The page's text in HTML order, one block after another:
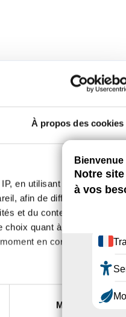
À propos des cookies
en utilisant des
afin de diffuser des
et du contenu, ainsi que de
quant à l'utilisation de
en consultant la
à plusieurs mètres près
Marketing
de créer un compte.